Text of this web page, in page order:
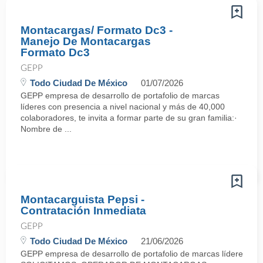
Montacargas/ Formato Dc3 -
Manejo De Montacargas
Formato Dc3
GEPP
Todo Ciudad De México 01/07/2026
GEPP empresa de desarrollo de portafolio de marcas
líderes con presencia a nivel nacional y más de 40,000
colaboradores, te invita a formar parte de su gran familia:·
Nombre de ...
Montacarguista Pepsi -
Contratación Inmediata
GEPP
Todo Ciudad De México 21/06/2026
GEPP empresa de desarrollo de portafolio de marcas líderes